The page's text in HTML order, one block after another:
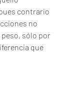
contrario
no
sólo por
que